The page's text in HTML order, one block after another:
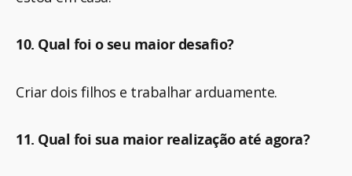
10. Qual foi o seu maior desafio?
Criar dois filhos e trabalhar arduamente.
11. Qual foi sua maior realização até agora?